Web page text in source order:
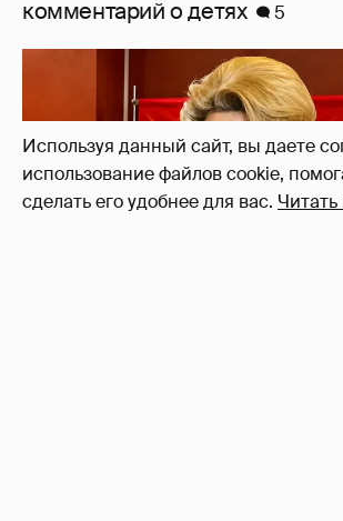
Используя данный сайт, вы даете
использование файлов cookie,
сделать его удобнее для вас.
"Ушли за 40 минут до конца".
Решетова раскритиковала